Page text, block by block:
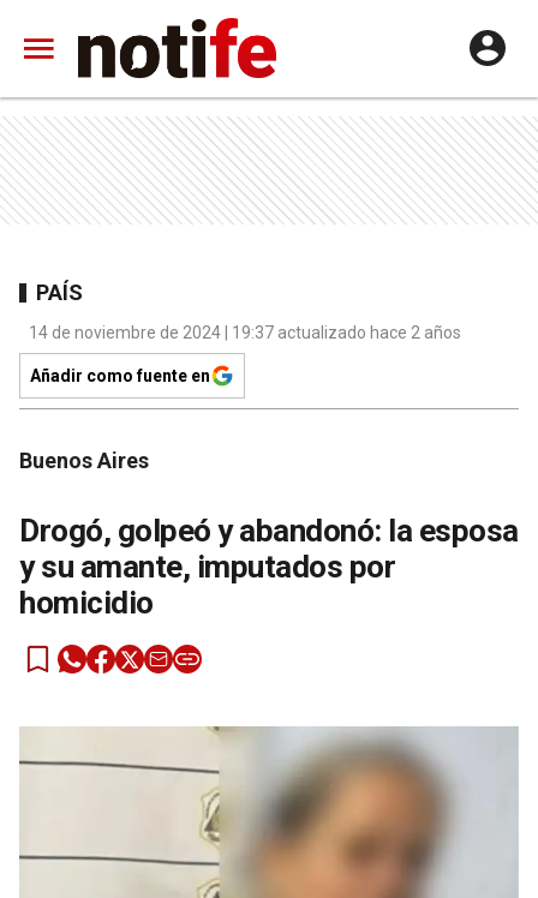
PAÍS
14 de noviembre de 2024 | 19:37 actualizado hace 2 años
Añadir como fuente en
Buenos Aires
Drogó, golpeó y abandonó: la esposa
y su amante, imputados por
homicidio